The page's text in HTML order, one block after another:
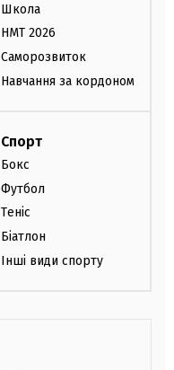
Школа
НМТ 2026
Саморозвиток
Навчання за кордоном
Спорт
Бокс
Футбол
Теніс
Біатлон
Інші види спорту